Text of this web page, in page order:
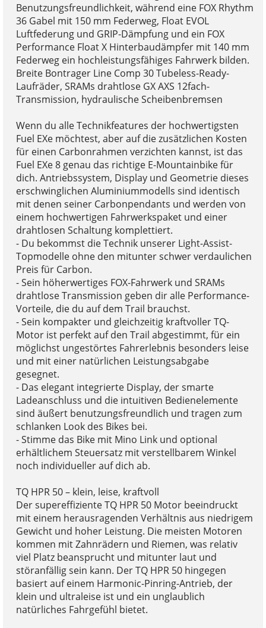
Benutzungsfreundlichkeit, während eine FOX Rhythm
36 Gabel mit 150 mm Federweg, Float EVOL
Luftfederung und GRIP-Dämpfung und ein FOX
Performance Float X Hinterbaudämpfer mit 140 mm
Federweg ein hochleistungsfähiges Fahrwerk bilden.
Breite Bontrager Line Comp 30 Tubeless-Ready-
Laufräder, SRAMs drahtlose GX AXS 12fach-
Transmission, hydraulische Scheibenbremsen
Wenn du alle Technikfeatures der hochwertigsten
Fuel EXe möchtest, aber auf die zusätzlichen Kosten
für einen Carbonrahmen verzichten kannst, ist das
Fuel EXe 8 genau das richtige E-Mountainbike für
dich. Antriebssystem, Display und Geometrie dieses
erschwinglichen Aluminiummodells sind identisch
mit denen seiner Carbonpendants und werden von
einem hochwertigen Fahrwerkspaket und einer
drahtlosen Schaltung komplettiert.
- Du bekommst die Technik unserer Light-Assist-
Topmodelle ohne den mitunter schwer verdaulichen
Preis für Carbon.
- Sein höherwertiges FOX-Fahrwerk und SRAMs
drahtlose Transmission geben dir alle Performance-
Vorteile, die du auf dem Trail brauchst.
- Sein kompakter und gleichzeitig kraftvoller TQ-
Motor ist perfekt auf den Trail abgestimmt, für ein
möglichst ungestörtes Fahrerlebnis besonders leise
und mit einer natürlichen Leistungsabgabe
gesegnet.
- Das elegant integrierte Display, der smarte
Ladeanschluss und die intuitiven Bedienelemente
sind äußert benutzungsfreundlich und tragen zum
schlanken Look des Bikes bei.
- Stimme das Bike mit Mino Link und optional
erhältlichem Steuersatz mit verstellbarem Winkel
noch individueller auf dich ab.
TQ HPR 50 – klein, leise, kraftvoll
Der supereffiziente TQ HPR 50 Motor beeindruckt
mit einem herausragenden Verhältnis aus niedrigem
Gewicht und hoher Leistung. Die meisten Motoren
kommen mit Zahnrädern und Riemen, was relativ
viel Platz beansprucht und mitunter laut und
störanfällig sein kann. Der TQ HPR 50 hingegen
basiert auf einem Harmonic-Pinring-Antrieb, der
klein und ultraleise ist und ein unglaublich
natürliches Fahrgefühl bietet.